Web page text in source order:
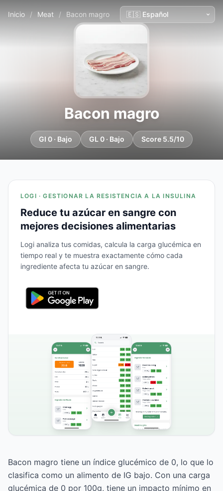
Inicio / Meat / Bacon magro
Bacon magro
GI 0 · Bajo GL 0 · Bajo Score 5.5/10
LOGI · GESTIONAR LA RESISTENCIA A LA INSULINA
Reduce tu azúcar en sangre con
mejores decisiones alimentarias
Logi analiza tus comidas, calcula la carga glucémica en
tiempo real y te muestra exactamente cómo cada
ingrediente afecta tu azúcar en sangre.
Bacon magro tiene un índice glucémico de 0, lo que lo
clasifica como un alimento de IG bajo. Con una carga
glucémica de 0 por 100g, tiene un impacto mínimo en